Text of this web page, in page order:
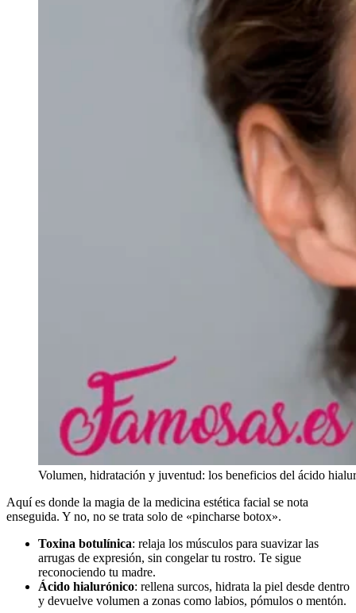
Volumen, hidratación y juventud: los beneficios del ácido
Aquí es donde la magia de la medicina estética facial se nota
enseguida. Y no, no se trata solo de «pincharse botox».
Toxina botulínica: relaja los músculos para suavizar las
arrugas de expresión, sin congelar tu rostro. Te sigue
reconociendo tu madre.
Ácido hialurónico: rellena surcos, hidrata la piel desde dentro
y devuelve volumen a zonas como labios, pómulos o mentón.